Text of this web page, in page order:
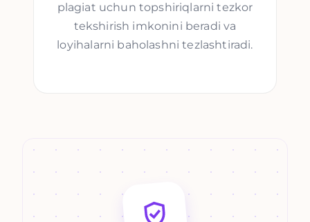
plagiat uchun topshiriqlarni tezkor
tekshirish imkonini beradi va
loyihalarni baholashni tezlashtiradi.